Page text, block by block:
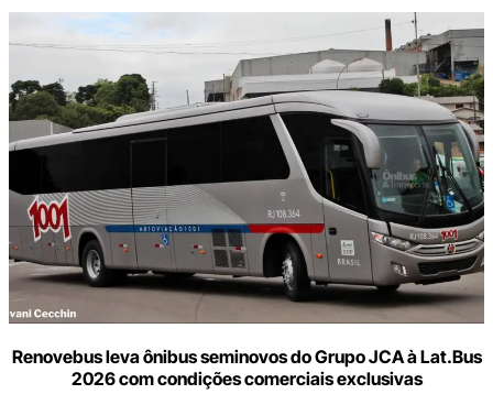
Renovebus leva ônibus seminovos do Grupo JCA à Lat.Bus
2026 com condições comerciais exclusivas